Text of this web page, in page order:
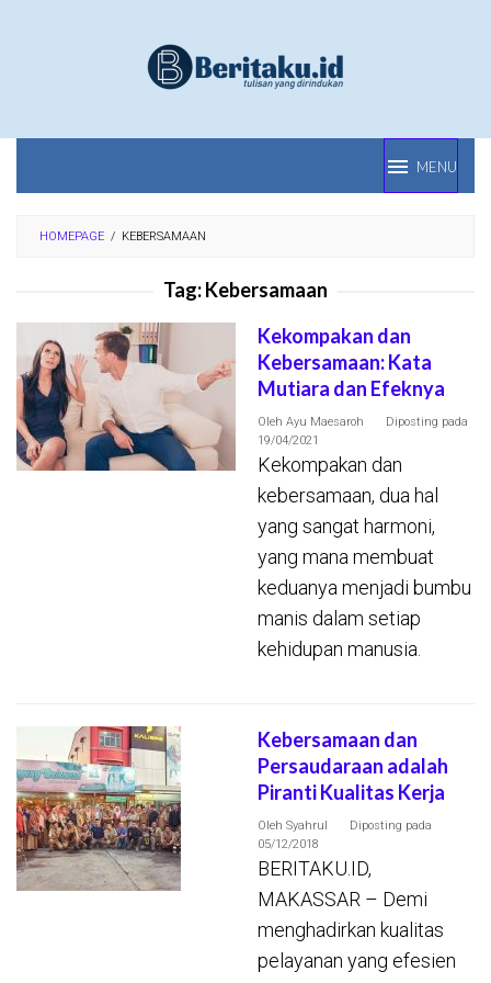
MENU
HOMEPAGE / KEBERSAMAAN
Tag:Kebersamaan
Kekompakan dan
Kebersamaan: Kata
Mutiara dan Efeknya
Oleh Ayu Maesaroh
Diposting pada
19/04/2021
Kekompakan dan
kebersamaan, dua hal
yang sangat harmoni,
yang mana membuat
keduanya menjadi bumbu
manis dalam setiap
kehidupan manusia.
Kebersamaan dan
Persaudaraan adalah
Piranti Kualitas Kerja
Oleh Syahrul
Diposting pada
05/12/2018
BERITAKU.ID,
MAKASSAR – Demi
menghadirkan kualitas
pelayanan yang efesien